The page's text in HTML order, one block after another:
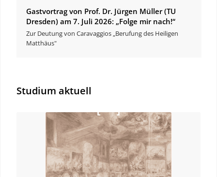
Gastvortrag von Prof. Dr. Jürgen Müller (TU
Dresden) am 7. Juli 2026: „Folge mir nach!“
Zur Deutung von Caravaggios „Berufung des Heiligen
Matthäus"
Studium aktuell